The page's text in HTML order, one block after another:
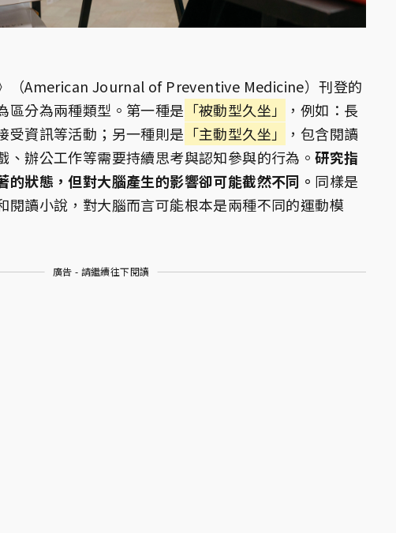
（American Journal of Preventive Medicine）刊登的
區分為兩種類型。第一種是 「被動型久坐」
，例如：長
受資訊等活動；另一種則是 「主動型久坐」
，包含閱讀
、辦公工作等需要持續思考與認知參與的行為。研究指
的狀態，但對大腦產生的影響卻可能截然不同。 同樣是
閱讀小說，對大腦而言可能根本是兩種不同的運動模
廣告 - 請繼續往下閱讀